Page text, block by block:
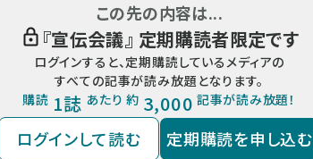
この先の内容は...
『宣伝会議』 定期購読者限定です
ログインすると、定期購読しているメディアの
すべての記事が読み放題となります。
購読 1誌 あたり 約 3,000 記事が読み放題！
ログインして読む 定期購読を申し込む